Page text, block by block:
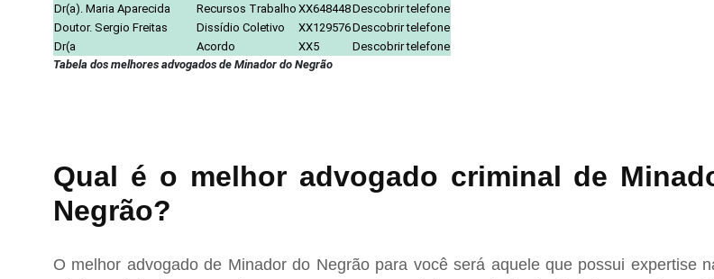
Dr(a). Maria Aparecida
Recursos Trabalho XX648448Descobrir telefone
Doutor. Sergio Freitas
Dissídio Coletivo XX129576Descobrir telefone
Dr(a
Acordo XX5
Descobrir telefone
Tabela dos melhores advogados de Minador do Negrão
Qual é o melhor advogado criminal de
Negrão?
O melhor advogado de Minador do Negrão para você será aquele que possui expertise